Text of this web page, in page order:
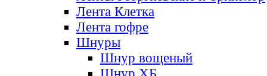
Лента Клетка
Лента гофре
Шнуры
Шнур вощеный